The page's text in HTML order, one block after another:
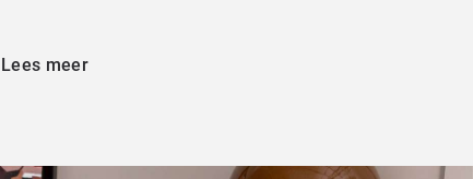
Lees meer